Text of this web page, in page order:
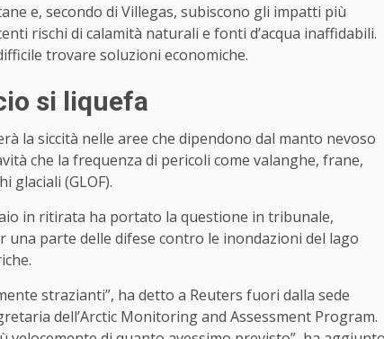
e, secondo di Villegas, subiscono gli impatti più
rischi di calamità naturali e fonti d’acqua inaffidabili.
trovare soluzioni economiche.
si liquefa
la siccità nelle aree che dipendono dal manto nevoso
che la frequenza di pericoli come valanghe, frane,
glaciali (GLOF).
in ritirata ha portato la questione in tribunale,
una parte delle difese contro le inondazioni del lago
strazianti”, ha detto a Reuters fuori dalla sede
dell’Arctic Monitoring and Assessment Program.